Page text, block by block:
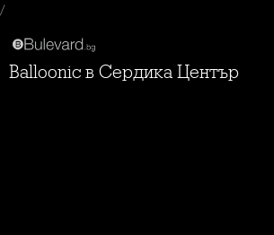
/
Balloonic в Сердика Център